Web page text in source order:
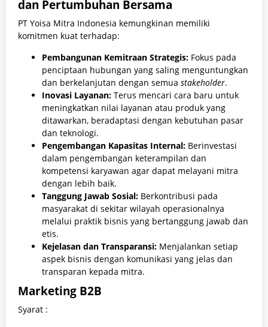
dan Pertumbuhan Bersama
PT Yoisa Mitra Indonesia kemungkinan memiliki
komitmen kuat terhadap:
Pembangunan Kemitraan Strategis: Fokus pada
penciptaan hubungan yang saling menguntungkan
dan berkelanjutan dengan semua stakeholder.
Inovasi Layanan: Terus mencari cara baru untuk
meningkatkan nilai layanan atau produk yang
ditawarkan, beradaptasi dengan kebutuhan pasar
dan teknologi.
Pengembangan Kapasitas Internal: Berinvestasi
dalam pengembangan keterampilan dan
kompetensi karyawan agar dapat melayani mitra
dengan lebih baik.
Tanggung Jawab Sosial: Berkontribusi pada
masyarakat di sekitar wilayah operasionalnya
melalui praktik bisnis yang bertanggung jawab dan
etis.
Kejelasan dan Transparansi: Menjalankan setiap
aspek bisnis dengan komunikasi yang jelas dan
transparan kepada mitra.
Marketing B2B
Syarat :